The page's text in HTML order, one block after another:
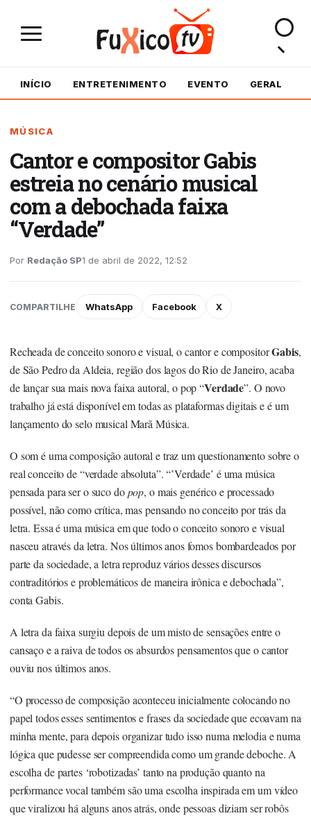
INÍCIO ENTRETENIMENTO EVENTO GERAL
MÚSICA
Cantor e compositor Gabis
estreia no cenário musical
com a debochada faixa
“Verdade”
Por Redação SP1 de abril de 2022, 12:52
COMPARTILHE WhatsApp Facebook X
Recheada de conceito sonoro e visual, o cantor e compositorGabis,
de São Pedro da Aldeia, região dos lagos do Rio de Janeiro, acaba
de lançar sua mais nova faixa autoral, o pop “Verdade”. O novo
trabalho já está disponível em todas as plataformas digitais e é um
lançamento do selo musical Marã Música.
O som é uma composição autoral e traz um questionamento sobre o
real conceito de “verdade absoluta”. “’Verdade’ é uma música
pensada para ser o suco dopop, o mais genérico e processado
possível, não como crítica, mas pensando no conceito por trás da
letra. Essa é uma música em que todo o conceito sonoro e visual
nasceu através da letra. Nos últimos anos fomos bombardeados por
parte da sociedade, a letra reproduz vários desses discursos
contraditórios e problemáticos de maneira irônica e debochada”,
conta Gabis.
A letra da faixa surgiu depois de um misto de sensações entre o
cansaço e a raiva de todos os absurdos pensamentos que o cantor
ouviu nos últimos anos.
“O processo de composição aconteceu inicialmente colocando no
papel todos esses sentimentos e frases da sociedade que ecoavam na
minha mente, para depois organizar tudo isso numa melodia e numa
lógica que pudesse ser compreendida como um grande deboche. A
escolha de partes ‘robotizadas’ tanto na produção quanto na
performance vocal também são uma escolha inspirada em um vídeo
que viralizou há alguns anos atrás, onde pessoas diziam ser robôs